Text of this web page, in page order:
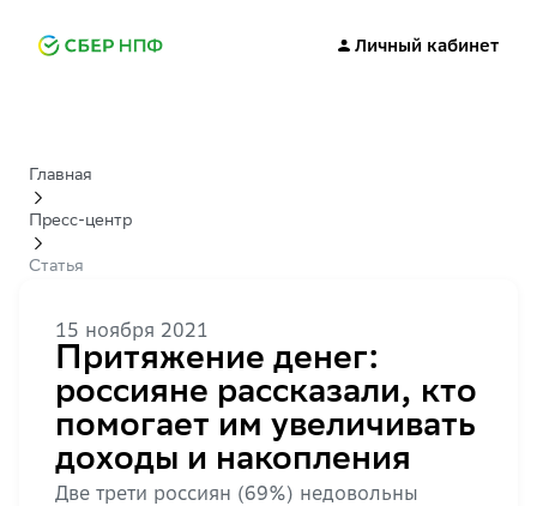
Личный кабинет
Главная
Пресс-центр
Статья
15 ноября 2021
Притяжение денег:
россияне рассказали, кто
помогает им увеличивать
доходы и накопления
Две трети россиян (69%) недовольны